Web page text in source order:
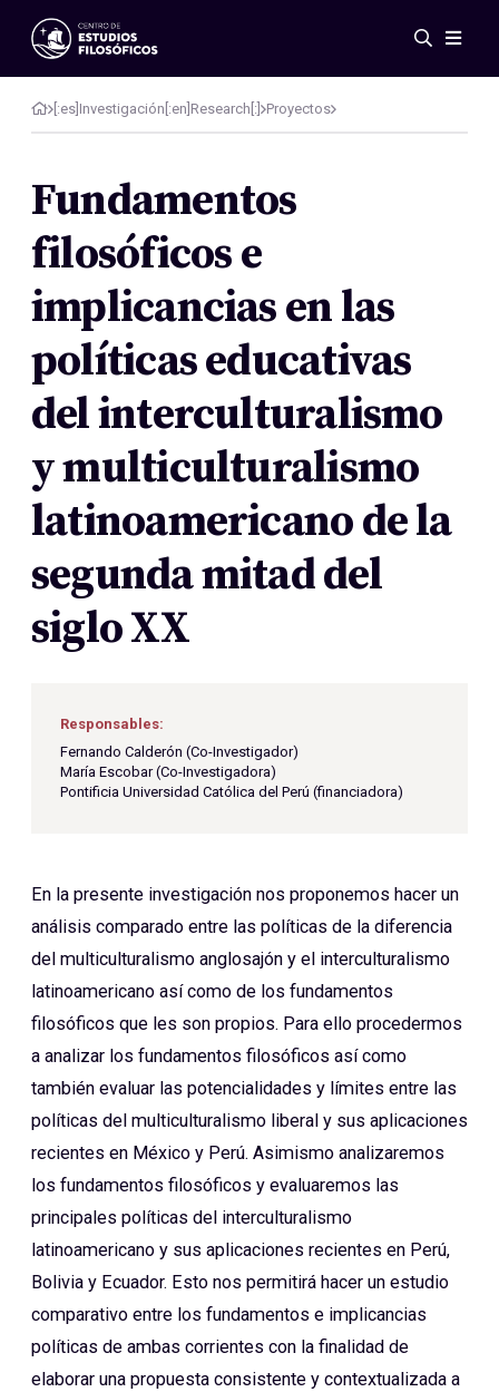
Eventos
Novedades
Investigación
Publicaciones
Galería
Acerca de nosotros
Miembros
Reglamento
Convenios
[:es]Investigación[:en]Research[:] Proyectos
Fundamentos
filosóficos e
implicancias en las
políticas educativas
del interculturalismo
y multiculturalismo
latinoamericano de la
segunda mitad del
siglo XX
Responsables:
Fernando Calderón (Co-Investigador)
María Escobar (Co-Investigadora)
Pontificia Universidad Católica del Perú (financiadora)
En la presente investigación nos proponemos hacer un
análisis comparado entre las políticas de la diferencia
del multiculturalismo anglosajón y el interculturalismo
latinoamericano así como de los fundamentos
filosóficos que les son propios. Para ello procedermos
a analizar los fundamentos filosóficos así como
también evaluar las potencialidades y límites entre las
políticas del multiculturalismo liberal y sus aplicaciones
recientes en México y Perú. Asimismo analizaremos
los fundamentos filosóficos y evaluaremos las
principales políticas del interculturalismo
latinoamericano y sus aplicaciones recientes en Perú,
Bolivia y Ecuador. Esto nos permitirá hacer un estudio
comparativo entre los fundamentos e implicancias
políticas de ambas corrientes con la finalidad de
elaborar una propuesta consistente y contextualizada a